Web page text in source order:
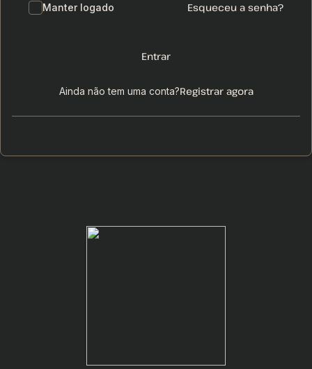
Manter logado Esqueceu a senha?
Entrar
Ainda não tem uma conta?Registrar agora